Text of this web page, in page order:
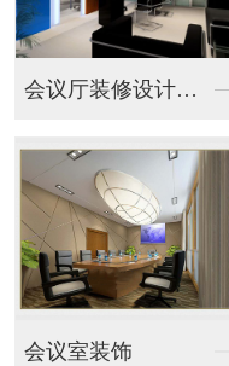
公室装饰
务大厦大堂